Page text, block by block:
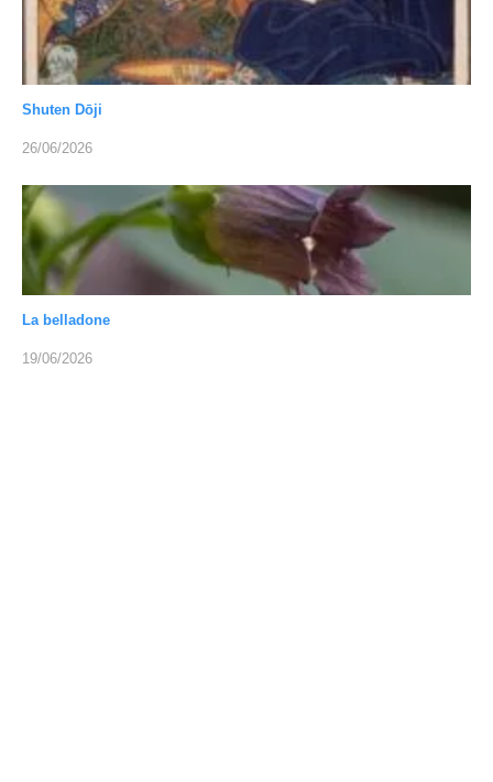
Shuten Dōji
26/06/2026
La belladone
19/06/2026